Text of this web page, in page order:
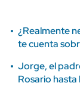
¿Realmente
te cuenta
Jorge, el
Rosario hasta